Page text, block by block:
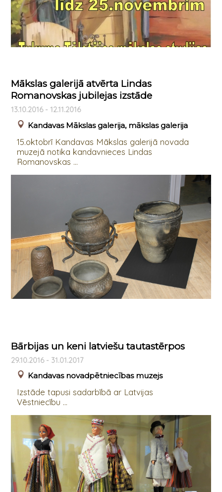
Mākslas galerijā atvērta Lindas
Romanovskas jubilejas izstāde
13.10.2016 - 12.11.2016
Kandavas Mākslas galerija, mākslas galerija
15.oktobrī Kandavas Mākslas galerijā novada
muzejā notika kandavnieces Lindas
Romanovskas ...
Bārbijas un keni latviešu tautastērpos
29.10.2016 - 31.01.2017
Kandavas novadpētniecības muzejs
Izstāde tapusi sadarbībā ar Latvijas
Vēstniecību ...